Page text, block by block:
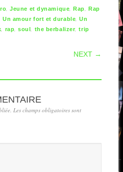
,Jeune et dynamique,Rap,Rap
Un amour fort et durable,Un
, rap,soul, the berbalizer,trip
NEXT →
Les champs obligatoires sont